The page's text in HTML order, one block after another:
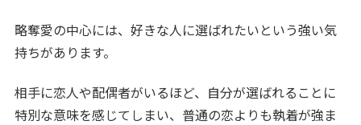
略奪愛の中心には、好きな人に選ばれたいという強い気
持ちがあります。
相手に恋人や配偶者がいるほど、自分が選ばれることに
特別な意味を感じてしまい、普通の恋よりも執着が強ま